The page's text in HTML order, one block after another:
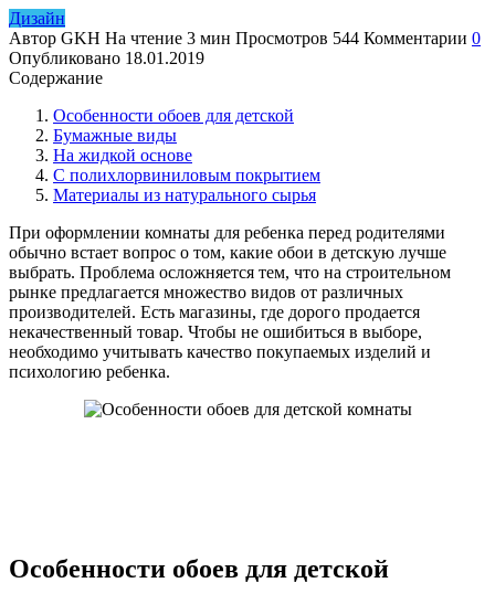
Дизайн
Автор GKH На чтение 3 мин Просмотров 544 Комментарии 0
Опубликовано 18.01.2019
Содержание
Особенности обоев для детской
Бумажные виды
На жидкой основе
С полихлорвиниловым покрытием
Материалы из натурального сырья
При оформлении комнаты для ребенка перед родителями
обычно встает вопрос о том, какие обои в детскую лучше
выбрать. Проблема осложняется тем, что на строительном
рынке предлагается множество видов от различных
производителей. Есть магазины, где дорого продается
некачественный товар. Чтобы не ошибиться в выборе,
необходимо учитывать качество покупаемых изделий и
психологию ребенка.
Особенности обоев для детской